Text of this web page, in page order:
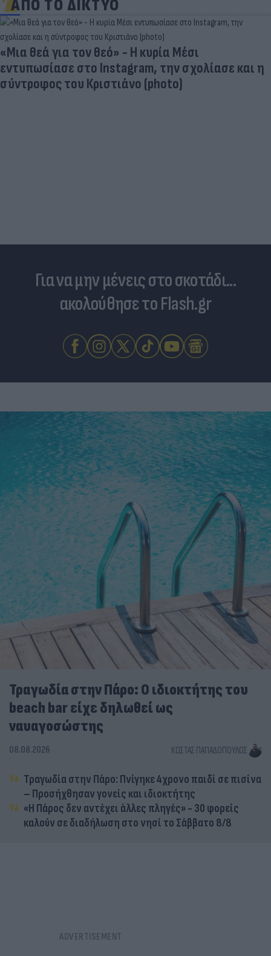
ΑΠΟ ΤΟ ΔΙΚΤΥΟ
Για να μην μένεις στο σκοτάδι...
ακολούθησε το Flash.gr
Τραγωδία στην Πάρο: Ο ιδιοκτήτης του
beach bar είχε δηλωθεί ως
ναυαγοσώστης
08.08.2026 ΚΏΣΤΑΣ ΠΑΠΑΔΌΠΟΥΛΟΣ
Τραγωδία στην Πάρο: Πνίγηκε 4χρονο παιδί σε πισίνα
– Προσήχθησαν γονείς και ιδιοκτήτης
«Η Πάρος δεν αντέχει άλλες πληγές» - 30 φορείς
καλούν σε διαδήλωση στο νησί το Σάββατο 8/8